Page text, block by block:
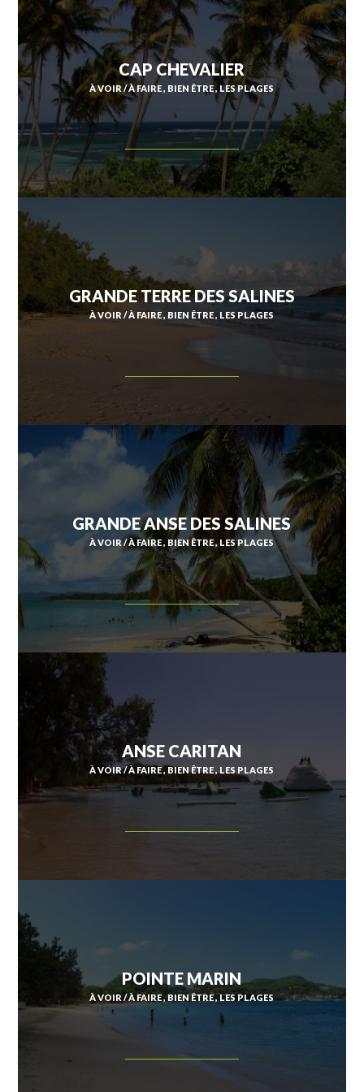
SAINT-ESPRIT
SAINT-JOSEPH
SAINT-PIERRE
SCHŒLCHER
LA TRINITÉ
LE VAUCLIN
CAP CHEVALIER
À VOIR / À FAIRE BIEN ÊTRE LES PLAGES
GRANDE TERRE DES SALINES
À VOIR / À FAIRE BIEN ÊTRE LES PLAGES
GRANDE ANSE DES SALINES
À VOIR / À FAIRE BIEN ÊTRE LES PLAGES
ANSE CARITAN
À VOIR / À FAIRE BIEN ÊTRE LES PLAGES
POINTE MARIN
À VOIR / À FAIRE BIEN ÊTRE LES PLAGES